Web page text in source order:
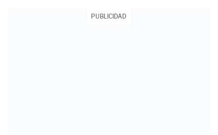
PUBLICIDAD